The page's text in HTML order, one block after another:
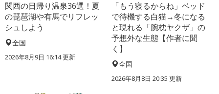
関西の日帰り温泉36選！夏
の琵琶湖や有馬でリフレッ
シュしよう
全国
2026年8月9日 16:14更新
「もう寝るからね」ベッド
で待機する白猫→冬になる
と現れる「腕枕ヤクザ」の
予想外な生態【作者に聞
く】
全国
2026年8月8日 20:35 更新